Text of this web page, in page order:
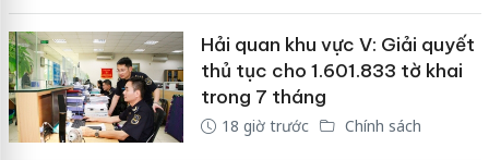
Hải quan khu vực V: Giải quyết
thủ tục cho 1.601.833 tờ khai
trong 7 tháng
18 giờ trước Chính sách